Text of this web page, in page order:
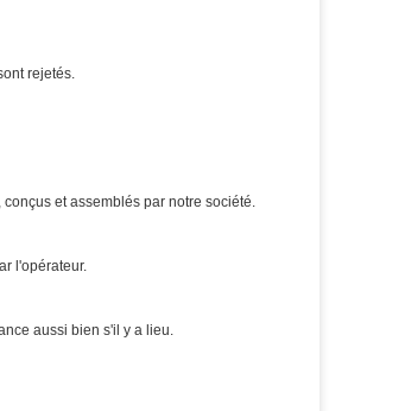
rejetés.
et assemblés par notre société.
l'opérateur.
aussi bien s'il y a lieu.